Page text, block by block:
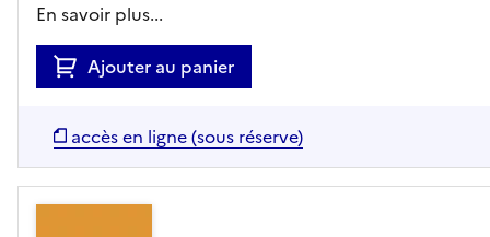
En savoir plus...
Ajouter au panier
accès en ligne (sous réserve)